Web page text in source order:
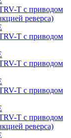
T с приводом
реверса)
T с приводом
T с приводом
T с приводом
T с приводом
реверса)